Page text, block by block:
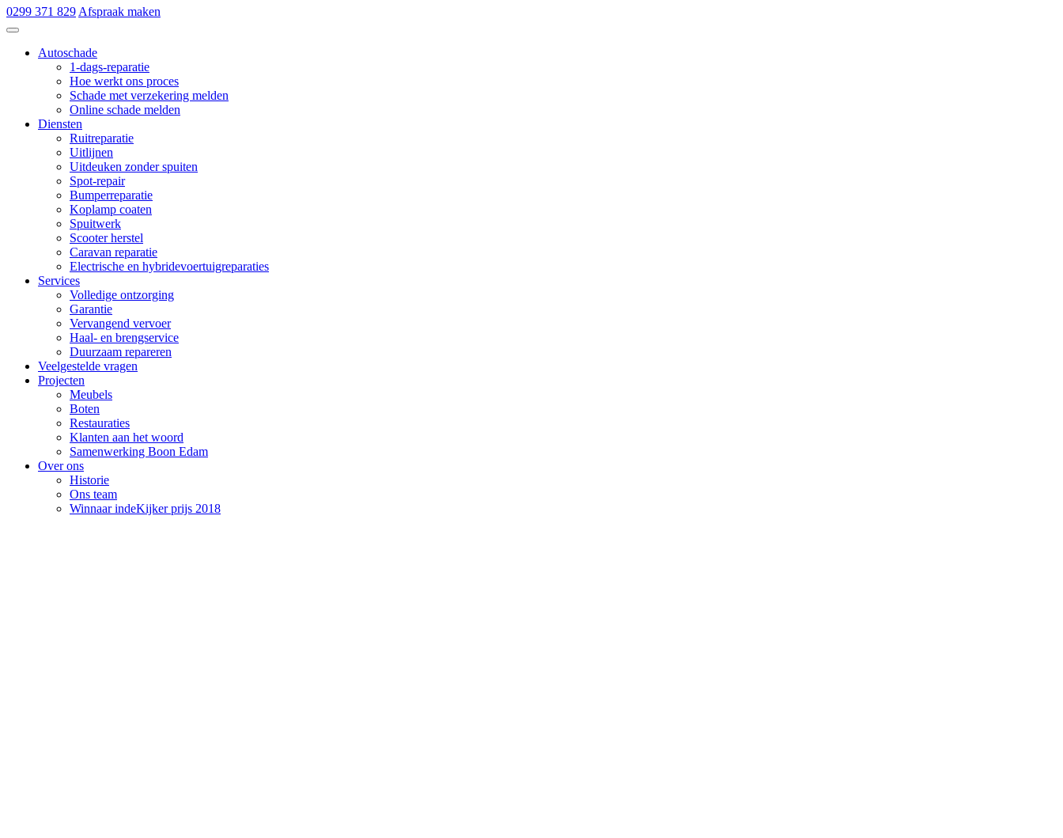
0299 371 829 Afspraak maken
Autoschade
1-dags-reparatie
Hoe werkt ons proces
Schade met verzekering melden
Online schade melden
Diensten
Ruitreparatie
Uitlijnen
Uitdeuken zonder spuiten
Spot-repair
Bumperreparatie
Koplamp coaten
Spuitwerk
Scooter herstel
Caravan reparatie
Electrische en hybridevoertuigreparaties
Services
Volledige ontzorging
Garantie
Vervangend vervoer
Haal- en brengservice
Duurzaam repareren
Veelgestelde vragen
Projecten
Meubels
Boten
Restauraties
Klanten aan het woord
Samenwerking Boon Edam
Over ons
Historie
Ons team
Winnaar indeKijker prijs 2018